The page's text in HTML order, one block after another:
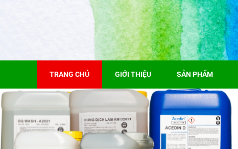
TRANG CHỦ GIỚI THIỆU SẢN PHẨM